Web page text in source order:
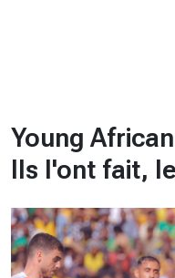
Young
Ils l'ont fait,